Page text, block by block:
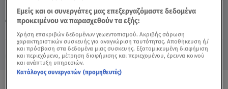
Κυριακή 9 Αυγούστου 2026
30.01.22, 14:57
ΖΩΔΙΑ
Πηγή: www.asibiliou.gr
Εμείς και οι συνεργάτες μας επεξεργαζόμαστε δεδομένα
προκειμένου να παρασχεθούν τα εξής:
Χρήση επακριβών δεδομένων γεωεντοπισμού. Ακριβής σάρωση
χαρακτηριστικών συσκευής για αναγνώριση ταυτότητας. Αποθήκευση ή/
και πρόσβαση στα δεδομένα μιας συσκευής. Εξατομικευμένη διαφήμιση
και περιεχόμενο, μέτρηση διαφήμισης και περιεχομένου, έρευνα κοινού
και ανάπτυξη υπηρεσιών.
Κατάλογος συνεργατών (προμηθευτές)